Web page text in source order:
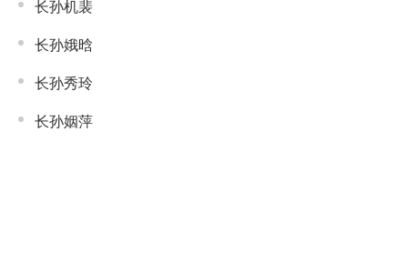
长孙机裴
长孙娥晗
长孙秀玲
长孙姻萍